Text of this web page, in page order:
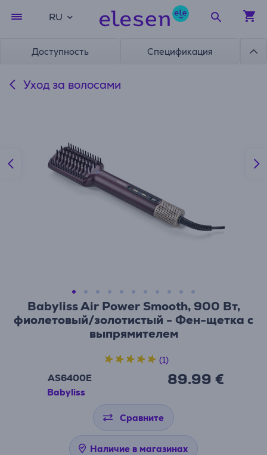
RU
Доступность Спецификация
Уход за волосами
Babyliss Air Power Smooth, 900 Вт,
фиолетовый/золотистый - Фен-щетка с
выпрямителем
AS6400E
Babyliss
89.99 €
(1)
Сравните
Наличие в магазинах